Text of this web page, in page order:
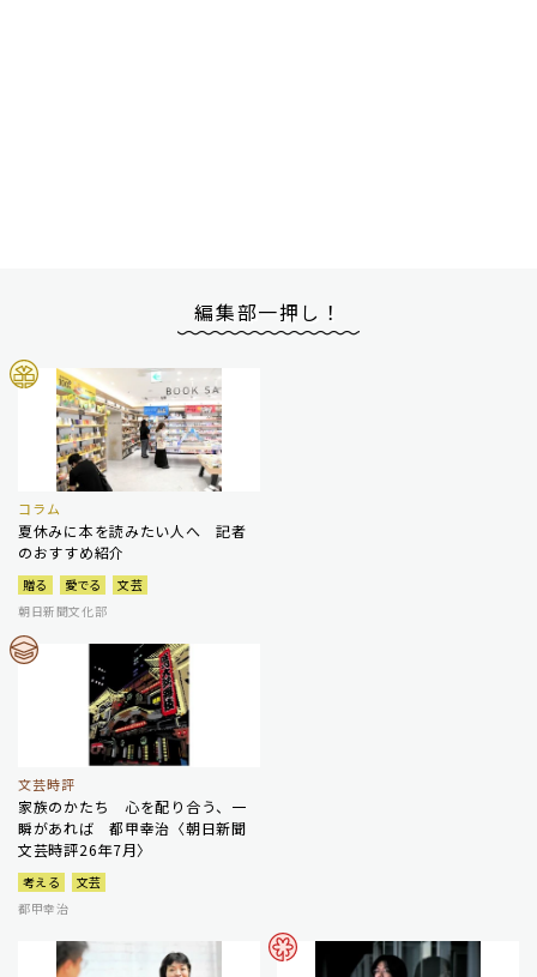
編集部一押し！
コラム
夏休みに本を読みたい人へ 記者
のおすすめ紹介
贈る 愛でる
文芸
朝日新聞文化部
文芸時評
家族のかたち 心を配り合う、一
瞬があれば 都甲幸治〈朝日新聞
文芸時評26年7月〉
考える
文芸
都甲幸治